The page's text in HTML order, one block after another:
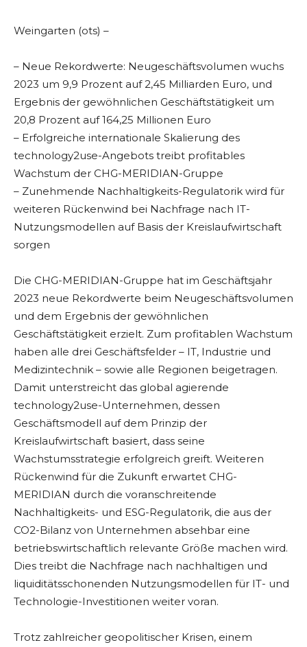
Weingarten (ots) –
– Neue Rekordwerte: Neugeschäftsvolumen wuchs
2023 um 9,9 Prozent auf 2,45 Milliarden Euro, und
Ergebnis der gewöhnlichen Geschäftstätigkeit um
20,8 Prozent auf 164,25 Millionen Euro
– Erfolgreiche internationale Skalierung des
technology2use-Angebots treibt profitables
Wachstum der CHG-MERIDIAN-Gruppe
– Zunehmende Nachhaltigkeits-Regulatorik wird für
weiteren Rückenwind bei Nachfrage nach IT-
Nutzungsmodellen auf Basis der Kreislaufwirtschaft
sorgen
Die CHG-MERIDIAN-Gruppe hat im Geschäftsjahr
2023 neue Rekordwerte beim Neugeschäftsvolumen
und dem Ergebnis der gewöhnlichen
Geschäftstätigkeit erzielt. Zum profitablen Wachstum
haben alle drei Geschäftsfelder – IT, Industrie und
Medizintechnik – sowie alle Regionen beigetragen.
Damit unterstreicht das global agierende
technology2use-Unternehmen, dessen
Geschäftsmodell auf dem Prinzip der
Kreislaufwirtschaft basiert, dass seine
Wachstumsstrategie erfolgreich greift. Weiteren
Rückenwind für die Zukunft erwartet CHG-
MERIDIAN durch die voranschreitende
Nachhaltigkeits- und ESG-Regulatorik, die aus der
CO2-Bilanz von Unternehmen absehbar eine
betriebswirtschaftlich relevante Größe machen wird.
Dies treibt die Nachfrage nach nachhaltigen und
liquiditätsschonenden Nutzungsmodellen für IT- und
Technologie-Investitionen weiter voran.
Trotz zahlreicher geopolitischer Krisen, einem